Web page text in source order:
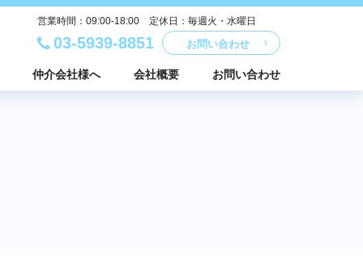
営業時間：09:00-18:00 定休日：毎週火・水曜日
03-5939-8851 お問い合わせ
仲介会社様へ 会社概要 お問い合わせ